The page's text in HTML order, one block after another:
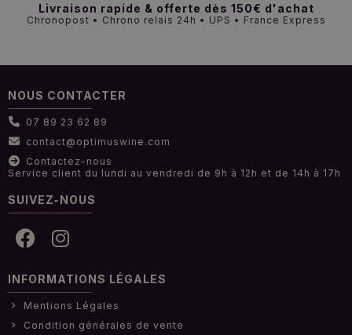
Livraison rapide & offerte dès 150€ d'achat
Chronopost • Chrono relais 24h • UPS • France Express
NOUS CONTACTER
07 89 23 62 89
contact@optimuswine.com
Contactez-nous
Service client du lundi au vendredi de 9h à 12h et de 14h à 17h
SUIVEZ-NOUS
INFORMATIONS LÉGALES
Mentions Légales
Condition générales de vente